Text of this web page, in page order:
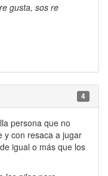
gusta, sos re
4
persona que no
y con resaca a jugar
igual o más que los